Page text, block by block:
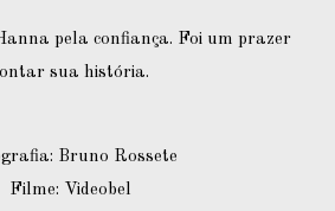
pela confiança. Foi um prazer
sua história.
Bruno Rossete
Filme: Videobel